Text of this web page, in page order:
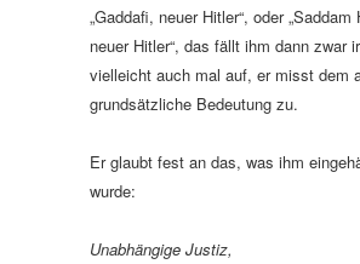
„Gaddafi, neuer Hitler“, oder „Saddam
neuer Hitler“, das fällt ihm dann zwar
vielleicht auch mal auf, er misst dem
grundsätzliche Bedeutung zu.
Er glaubt fest an das, was ihm
wurde:
Unabhängige Justiz,